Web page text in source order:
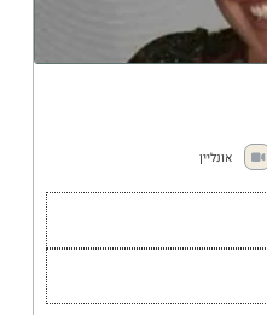
אונליין